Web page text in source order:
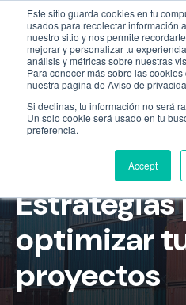
Este sitio guarda cookies en tu
usados para recolectar información
nuestro sitio y nos permite
mejorar y personalizar tu
análisis y métricas sobre nuestras
Para conocer más sobre las
nuestra página de Aviso de
Si declinas, tu información no será
Un solo cookie será usado en tu
preferencia.
Accept
Empresa 55 9331 4081
Rentar
Estrategias
optimizar
proyectos